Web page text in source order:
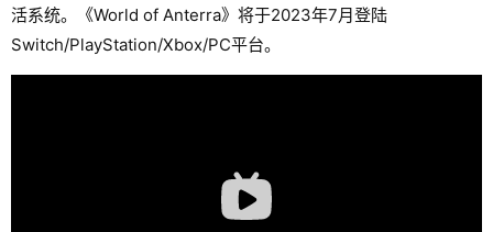
活系统。《World of Anterra》将于2023年7月登陆
Switch/PlayStation/Xbox/PC平台。